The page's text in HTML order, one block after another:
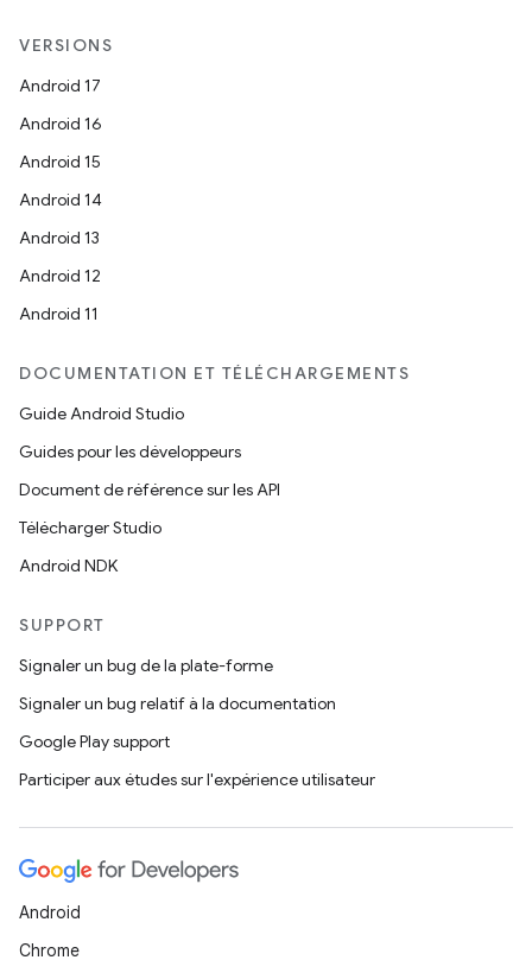
VERSIONS
Android 17
Android 16
Android 15
Android 14
Android 13
Android 12
Android 11
DOCUMENTATION ET TÉLÉCHARGEMENTS
Guide Android Studio
Guides pour les développeurs
Document de référence sur les API
Télécharger Studio
Android NDK
SUPPORT
Signaler un bug de la plate-forme
Signaler un bug relatif à la documentation
Google Play support
Participer aux études sur l'expérience utilisateur
Android
Chrome